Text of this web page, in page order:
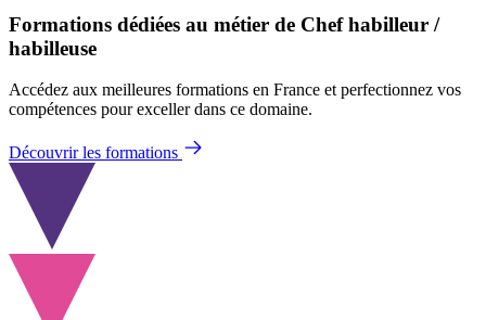
Formations dédiées au métier de Chef habilleur /
habilleuse
Accédez aux meilleures formations en France et perfectionnez vos
compétences pour exceller dans ce domaine.
Découvrir les formations